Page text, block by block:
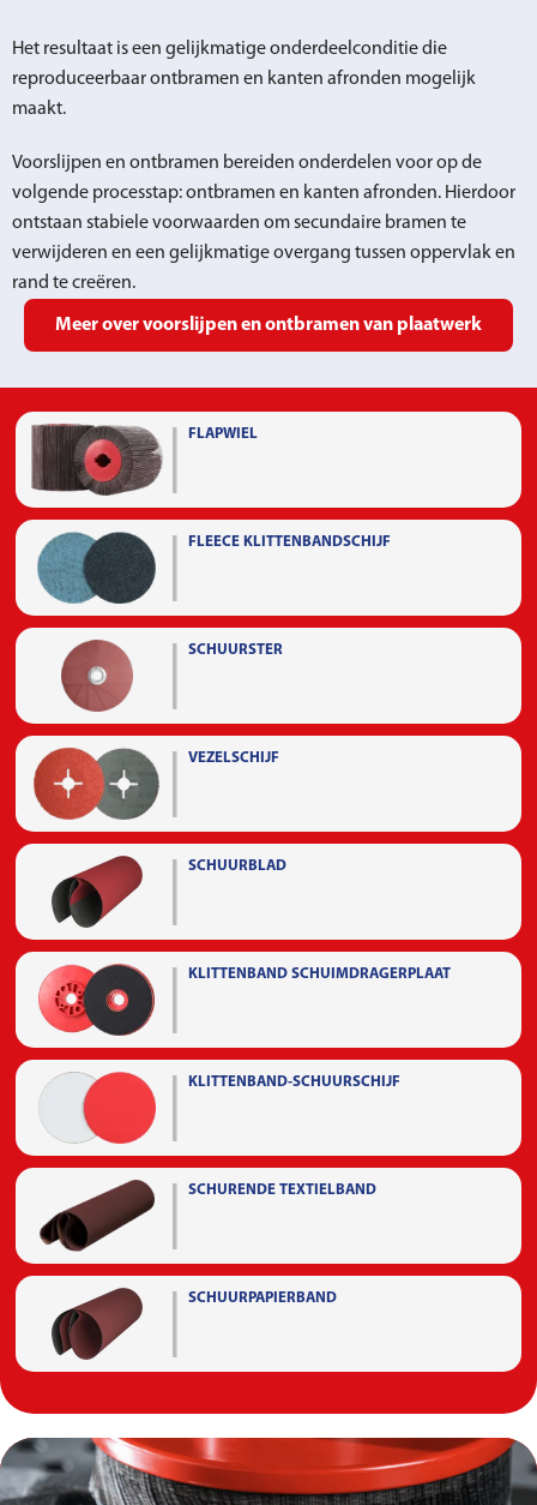
Het resultaat is een gelijkmatige onderdeelconditie die
reproduceerbaar ontbramen en kanten afronden mogelijk
maakt.
Voorslijpen en ontbramen bereiden onderdelen voor op de
volgende processtap: ontbramen en kanten afronden. Hierdoor
ontstaan stabiele voorwaarden om secundaire bramen te
verwijderen en een gelijkmatige overgang tussen oppervlak en
rand te creëren.
Meer over voorslijpen en ontbramen van plaatwerk
FLAPWIEL
FLEECE KLITTENBANDSCHIJF
SCHUURSTER
VEZELSCHIJF
SCHUURBLAD
KLITTENBAND SCHUIMDRAGERPLAAT
KLITTENBAND-SCHUURSCHIJF
SCHURENDE TEXTIELBAND
SCHUURPAPIERBAND